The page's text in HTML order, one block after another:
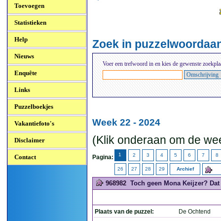
Toevoegen
Statistieken
Help
Nieuws
Enquête
Links
Puzzelboekjes
Vakantiefoto's
Disclaimer
Contact
Zoek in
Voer een trefwoord in en kies de gewenste
Week 22 - 2024
(Klik onderaan om de
Pagina: 1 2 3 4 5 6 7 8
26 27 28 29 Archief
968982 Toch geen Mona Keijzer?
Plaats van de puzzel:
De Ochtend